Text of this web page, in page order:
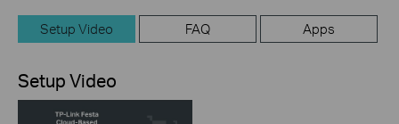
Setup Video FAQ Apps
Setup Video